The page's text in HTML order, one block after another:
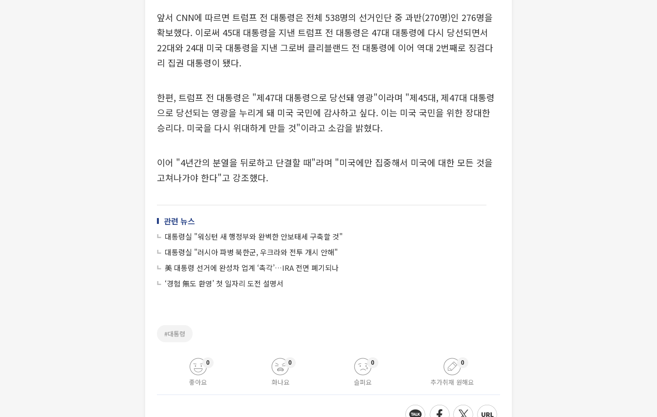
앞서 CNN에 따르면 트럼프 전 대통령은 전체 538명의 선거인단 중 과반(270명)인 276명을
확보했다. 이로써 45대 대통령을 지낸 트럼프 전 대통령은 47대 대통령에 다시 당선되면서
22대와 24대 미국 대통령을 지낸 그로버 클리블랜드 전 대통령에 이어 역대 2번째로 징검다
리 집권 대통령이 됐다.
한편, 트럼프 전 대통령은 "제47대 대통령으로 당선돼 영광"이라며 "제45대, 제47대 대통령
으로 당선되는 영광을 누리게 돼 미국 국민에 감사하고 싶다. 이는 미국 국민을 위한 장대한
승리다. 미국을 다시 위대하게 만들 것"이라고 소감을 밝혔다.
이어 "4년간의 분열을 뒤로하고 단결할 때"라며 "미국에만 집중해서 미국에 대한 모든 것을
고쳐나가야 한다"고 강조했다.
관련 뉴스
대통령실 "워싱턴 새 행정부와 완벽한 안보태세 구축할 것"
대통령실 "러시아 파병 북한군, 우크라와 전투 개시 안해"
美 대통령 선거에 완성차 업계 ‘촉각’…IRA 전면 폐기되나
‘경험 無도 환영’ 첫 일자리 도전 설명서
#대통령
좋아요
0
화나요
0
슬퍼요
0
추가취재 원해요
0